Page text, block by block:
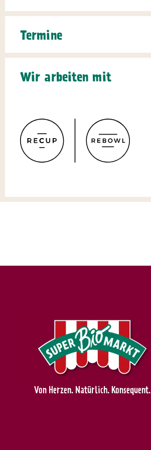
Termine
Wir arbeiten mit
Von Herzen. Natürlich. Konsequent.